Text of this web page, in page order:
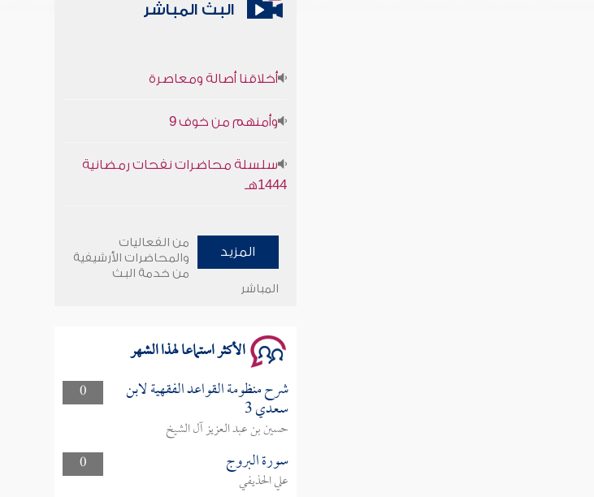
البث المباشر
1444هـ
وأمنهم من خوف 9
المزيد
من الفعاليات
والمحاضرات الأرشيفية
من خدمة البث
المباشر
الأكثر استماعا لهذا الشهر
0 شرح منظومة القواعد الفقهية لابن
سعدي 3
حسين بن عبد العزيز آل الشيخ
0
سورة البروج
علي الحذيفي